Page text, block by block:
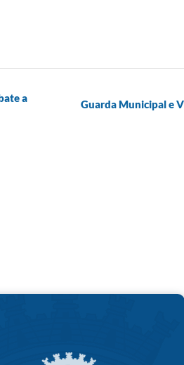
a
Guarda Municipal e